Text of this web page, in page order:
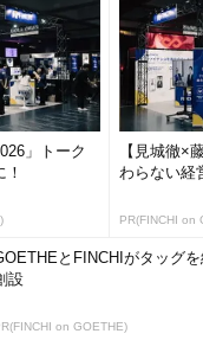
」トーク
【見城徹×
わらない経
PR(FINCHI on
とFINCHIがタッグ
設
on GOETHE)